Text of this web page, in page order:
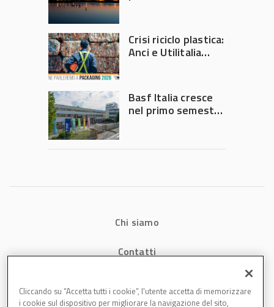
Crisi riciclo plastica:
Anci e Utilitalia
Governo
Basf Italia cresce
nel primo semestre
Chi siamo
Contatti
Cliccando su “Accetta tutti i cookie”, l'utente accetta di memorizzare
i cookie sul dispositivo per migliorare la navigazione del sito,